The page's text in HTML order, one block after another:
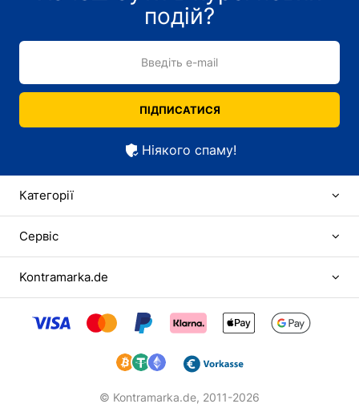
подій?
Введіть e-mail
ПІДПИСАТИСЯ
Ніякого спаму!
Категорії
Сервіс
Kontramarka.de
© Kontramarka.de, 2011-2026